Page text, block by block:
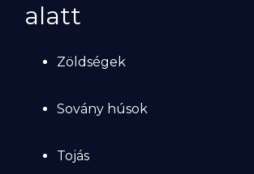
alatt
Zöldségek
Sovány húsok
Tojás